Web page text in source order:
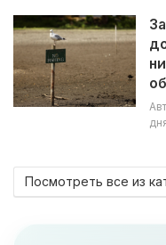
Посмотреть все из